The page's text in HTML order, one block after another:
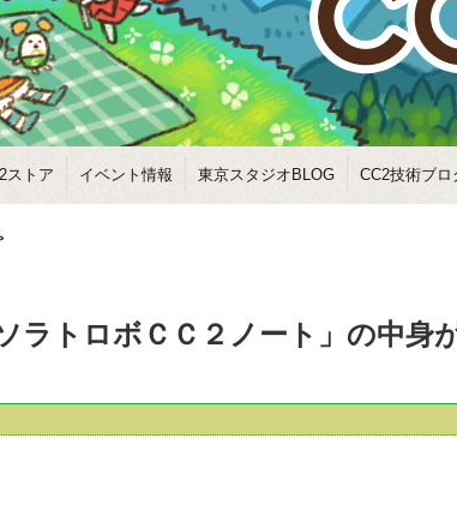
ストア イベント情報 東京スタジオBLOG CC2技術ブロ
ラトロボＣＣ２ノート」の中身